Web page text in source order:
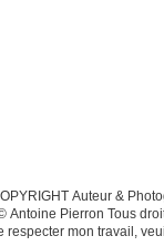
Auteur &
Antoine Pierron Tous
respecter mon travail,